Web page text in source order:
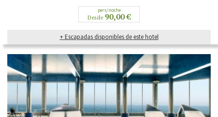
pers/noche
Desde 90,00 €
+ Escapadas disponibles de este hotel